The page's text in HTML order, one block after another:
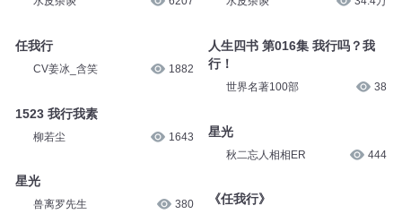
任我行
CV姜冰_含笑 1882
1523 我行我素
柳若尘 1643
星光
兽离罗先生 380
人生四书 第016集 我行吗？我
行！
世界名著100部 38
星光
秋二忘人相相ER 444
《任我行》